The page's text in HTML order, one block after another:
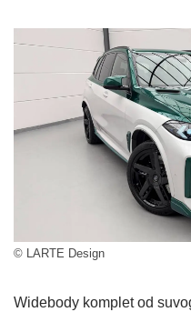
© LARTE Design
Widebody komplet od